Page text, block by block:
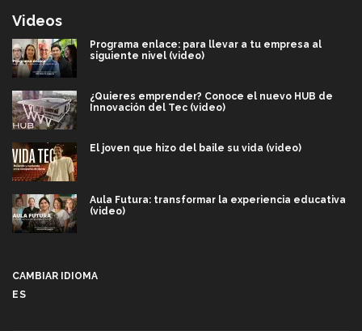
Videos
Programa enlace: para llevar a tu empresa al
siguiente nivel (video)
¿Quieres emprender? Conoce el nuevo HUB de
Innovación del Tec (video)
El joven que hizo del baile su vida (video)
Aula Futura: transformar la experiencia educativa
(video)
CAMBIAR IDIOMA
ES